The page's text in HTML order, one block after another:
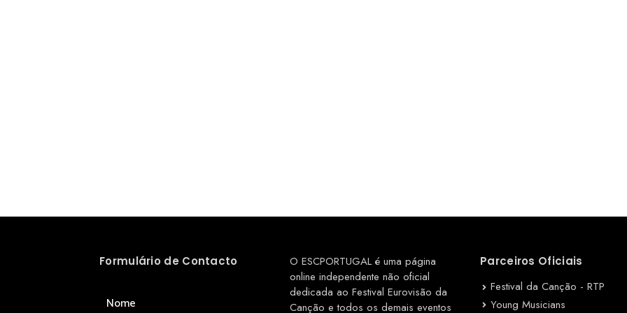
Formulário de Contacto
Nome
O ESCPORTUGAL é uma página
online independente não oficial
dedicada ao Festival Eurovisão da
Canção e todos os demais eventos
Parceiros Oficiais
Festival da Canção - RTP
Young Musicians